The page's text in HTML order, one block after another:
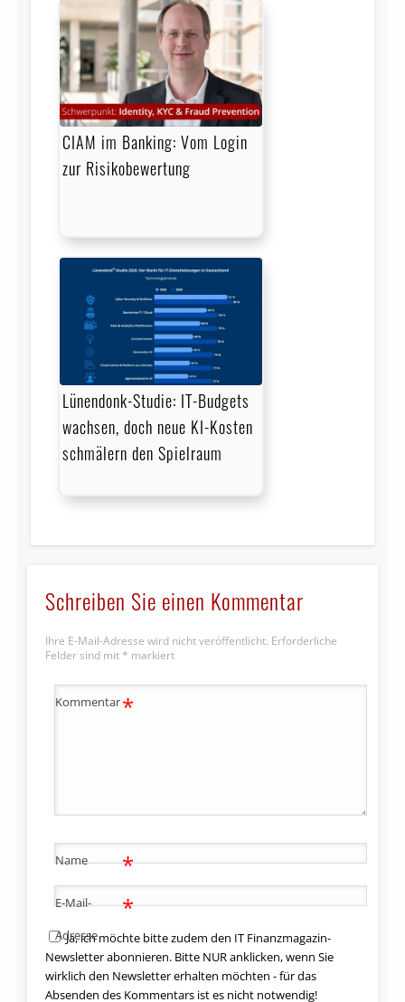
CIAM im Banking: Vom Login
zur Risikobewertung
Lünendonk-Studie: IT-Budgets
wachsen, doch neue KI-Kosten
schmälern den Spielraum
Schreiben Sie einen Kommentar
Ihre E-Mail-Adresse wird nicht veröffentlicht. Erforderliche
Felder sind mit * markiert
Kommentar*
Name *
E-Mail-
Adresse
*
Ja, ich möchte bitte zudem den IT Finanzmagazin-
Newsletter abonnieren. Bitte NUR anklicken, wenn Sie
wirklich den Newsletter erhalten möchten - für das
Absenden des Kommentars ist es nicht notwendig!